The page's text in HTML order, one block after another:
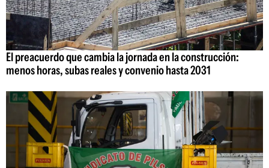
El preacuerdo que cambia la jornada en la construcción:
menos horas, subas reales y convenio hasta 2031